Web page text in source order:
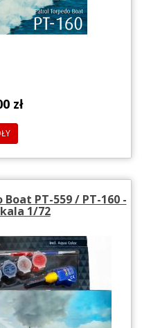
zł
PT-559 / PT-160 -
1/72